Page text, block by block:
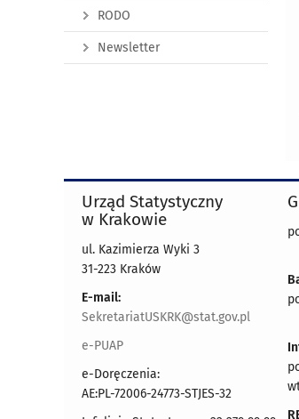
RODO
Newsletter
Urząd Statystyczny
w Krakowie
ul. Kazimierza Wyki 3
31-223 Kraków
E-mail:
SekretariatUSKRK@stat.gov.pl
e-PUAP
e-Doręczenia:
AE:PL-72006-24773-STJES-32